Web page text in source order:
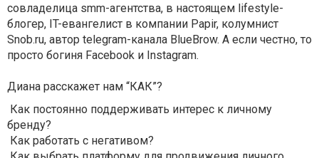
совладелица smm-агентства, в настоящем lifestyle-
блогер, IT-евангелист в компании Papir, колумнист
Snob.ru, автор telegram-канала BlueBrow. А если честно, то
просто богиня Facebook и Instagram.
Диана расскажет нам “КАК”?
Как постоянно поддерживать интерес к личному
бренду?
Как работать с негативом?